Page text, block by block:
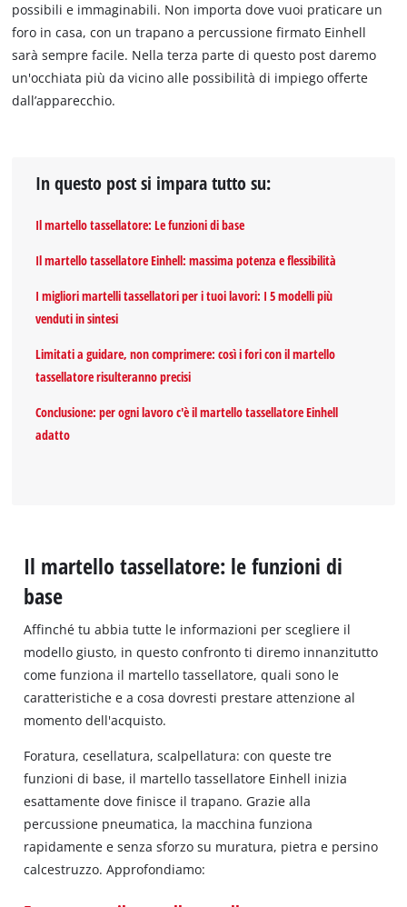
possibili e immaginabili. Non importa dove vuoi praticare un
foro in casa, con un trapano a percussione firmato Einhell
sarà sempre facile. Nella terza parte di questo post daremo
un'occhiata più da vicino alle possibilità di impiego offerte
dall’apparecchio.
In questo post si impara tutto su:
Il martello tassellatore: Le funzioni di base
Il martello tassellatore Einhell: massima potenza e flessibilità
I migliori martelli tassellatori per i tuoi lavori: I 5 modelli più
venduti in sintesi
Limitati a guidare, non comprimere: così i fori con il martello
tassellatore risulteranno precisi
Conclusione: per ogni lavoro c'è il martello tassellatore Einhell
adatto
Il martello tassellatore: le funzioni di
base
Affinché tu abbia tutte le informazioni per scegliere il
modello giusto, in questo confronto ti diremo innanzitutto
come funziona il martello tassellatore, quali sono le
caratteristiche e a cosa dovresti prestare attenzione al
momento dell'acquisto.
Foratura, cesellatura, scalpellatura: con queste tre
funzioni di base, il martello tassellatore Einhell inizia
esattamente dove finisce il trapano. Grazie alla
percussione pneumatica, la macchina funziona
rapidamente e senza sforzo su muratura, pietra e persino
calcestruzzo. Approfondiamo: